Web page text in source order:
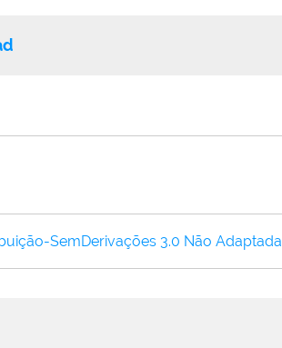
SemDerivações 3.0 Não Adaptada